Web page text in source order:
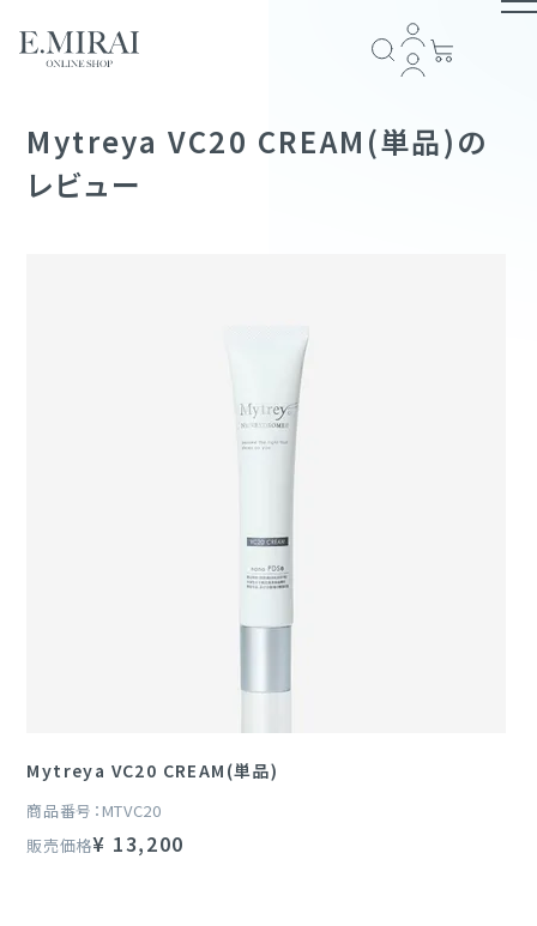
商品ラインナップ
Shin&Me
お支払い方法について
Mytreya VC20 CREAM(単品)の
レビュー
Mytreya VC20 CREAM(単品)
商品番号 MTVC20
販売価格¥ 13,200